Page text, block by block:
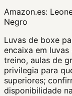
Amazon.es:
Negro
Luvas de boxe
encaixa em
treino, aulas de
privilegia para
superiores;
disponibilidade